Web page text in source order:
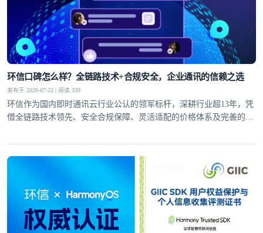
环信口碑怎么样？全链路技术+合规安全，企业通讯的信赖之选
发布于 2026-07-22 | 阅读 339
环信作为国内即时通讯云行业公认的领军标杆，深耕行业超13年，凭
借全链路技术领先、安全合规保障、灵活适配的价格体系及完善的全